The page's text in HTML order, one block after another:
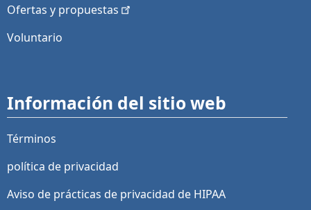
Ofertas y propuestas
Voluntario
Información del sitio web
Términos
política de privacidad
Aviso de prácticas de privacidad de HIPAA